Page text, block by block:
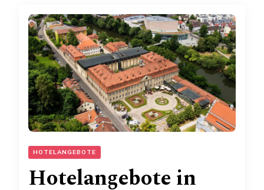
HOTELANGEBOTE
Hotelangebote in